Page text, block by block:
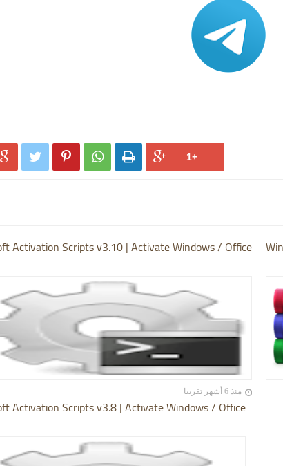
    
Activation Scripts v3.10 | Activate Windows / Office
منذ 6 أشهر تقريبا
Activation Scripts v3.8 | Activate Windows / Office